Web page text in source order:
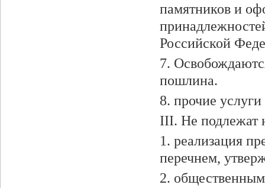
памятников и
Российской
7.
пошлина.
8. прочие
III. Не подлежат
1. реализация
перечнем,
2.